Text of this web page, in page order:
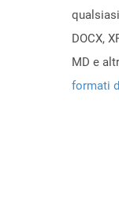
DOCX,
MD e
formati